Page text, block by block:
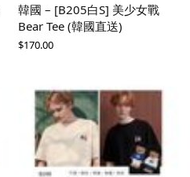
韓國 – [B205白S] 美少女戰
Bear Tee (韓國直送)
$170.00